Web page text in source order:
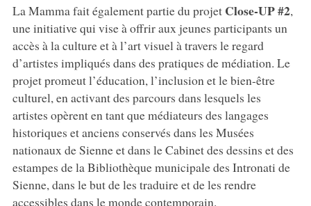
La Mamma fait également partie du projet Close-UP #2,
une initiative qui vise à offrir aux jeunes participants un
accès à la culture et à l’art visuel à travers le regard
d’artistes impliqués dans des pratiques de médiation. Le
projet promeut l’éducation, l’inclusion et le bien-être
culturel, en activant des parcours dans lesquels les
artistes opèrent en tant que médiateurs des langages
historiques et anciens conservés dans les Musées
nationaux de Sienne et dans le Cabinet des dessins et des
estampes de la Bibliothèque municipale des Intronati de
Sienne, dans le but de les traduire et de les rendre
accessibles dans le monde contemporain.